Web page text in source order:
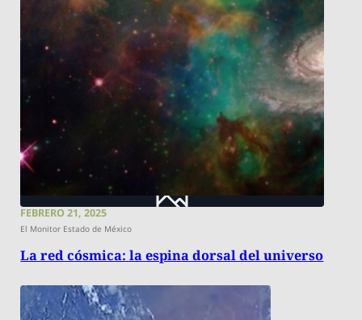
FEBRERO 21, 2025
El Monitor Estado de México
La red cósmica: la espina dorsal del universo